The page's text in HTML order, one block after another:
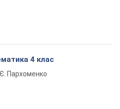
4 клас
Пархоменко